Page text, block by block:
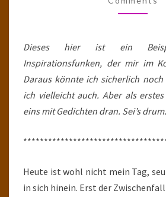
Dieses hier ist ein
Inspirationsfunken, der mir im
Daraus könnte ich sicherlich noch
ich vielleicht auch. Aber als
eins mit Gedichten dran. Sei’s drum.
Heute ist wohl nicht mein Tag,
in sich hinein. Erst der